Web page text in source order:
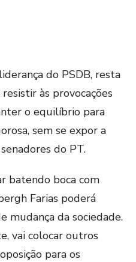
do PSDB, resta
às provocações
o equilíbrio para
sem se expor a
do PT.
batendo boca com
Farias poderá
mudança da sociedade.
vai colocar outros
para os